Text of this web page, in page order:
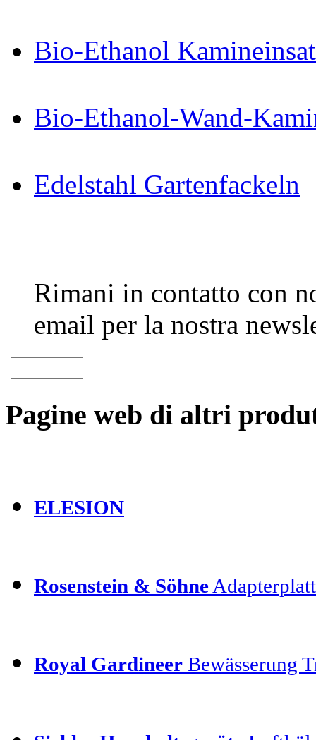
Bio-Ethanol
Bio-Ethanol-Wand-
Edelstahl Gartenfackeln
Rimani in contatto con
email per la nostra
Pagine web di altri
ELESION
Rosenstein & Söhne
Royal Gardineer Bewässerung